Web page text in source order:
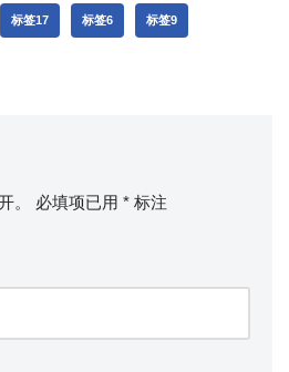
标签17 标签6 标签9
。 必填项已用 * 标注